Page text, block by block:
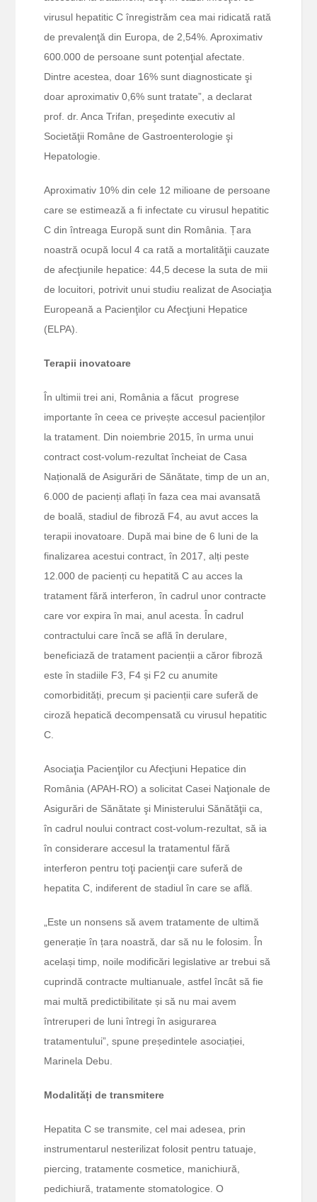
virusul hepatitic C înregistrăm cea mai ridicată rată
de prevalenţă din Europa, de 2,54%. Aproximativ
600.000 de persoane sunt potenţial afectate.
Dintre acestea, doar 16% sunt diagnosticate şi
doar aproximativ 0,6% sunt tratate”, a declarat
prof. dr. Anca Trifan, preşedinte executiv al
Societăţii Române de Gastroenterologie şi
Hepatologie.
Aproximativ 10% din cele 12 milioane de persoane
care se estimează a fi infectate cu virusul hepatitic
C din întreaga Europă sunt din România. Țara
noastră ocupă locul 4 ca rată a mortalităţii cauzate
de afecţiunile hepatice: 44,5 decese la suta de mii
de locuitori, potrivit unui studiu realizat de Asociaţia
Europeană a Pacienţilor cu Afecţiuni Hepatice
(ELPA).
Terapii inovatoare
În ultimii trei ani, România a făcut progrese
importante în ceea ce privește accesul pacienților
la tratament. Din noiembrie 2015, în urma unui
contract cost-volum-rezultat încheiat de Casa
Națională de Asigurări de Sănătate, timp de un an,
6.000 de pacienți aflați în faza cea mai avansată
de boală, stadiul de fibroză F4, au avut acces la
terapii inovatoare. După mai bine de 6 luni de la
finalizarea acestui contract, în 2017, alți peste
12.000 de pacienți cu hepatită C au acces la
tratament fără interferon, în cadrul unor contracte
care vor expira în mai, anul acesta. În cadrul
contractului care încă se află în derulare,
beneficiază de tratament pacienții a căror fibroză
este în stadiile F3, F4 și F2 cu anumite
comorbidități, precum și pacienții care suferă de
ciroză hepatică decompensată cu virusul hepatitic
C.
Asociaţia Pacienţilor cu Afecţiuni Hepatice din
România (APAH-RO) a solicitat Casei Naţionale de
Asigurări de Sănătate şi Ministerului Sănătăţii ca,
în cadrul noului contract cost-volum-rezultat, să ia
în considerare accesul la tratamentul fără
interferon pentru toţi pacienţii care suferă de
hepatita C, indiferent de stadiul în care se află.
„Este un nonsens să avem tratamente de ultimă
generație în țara noastră, dar să nu le folosim. În
același timp, noile modificări legislative ar trebui să
cuprindă contracte multianuale, astfel încât să fie
mai multă predictibilitate și să nu mai avem
întreruperi de luni întregi în asigurarea
tratamentului”, spune președintele asociației,
Marinela Debu.
Modalități de transmitere
Hepatita C se transmite, cel mai adesea, prin
instrumentarul nesterilizat folosit pentru tatuaje,
piercing, tratamente cosmetice, manichiură,
pedichiură, tratamente stomatologice. O